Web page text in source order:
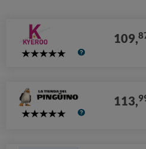
5
109,
5
113,